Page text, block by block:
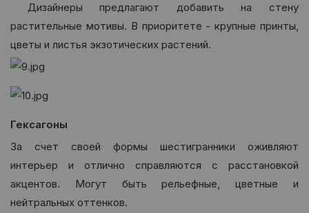
Дизайнеры предлагают добавить на стену
растительные мотивы. В приоритете - крупные принты,
цветы и листья экзотических растений.
Гексагоны
За счет своей формы шестигранники оживляют
интерьер и отлично справляются с расстановкой
акцентов. Могут быть рельефные, цветные и
нейтральных оттенков.